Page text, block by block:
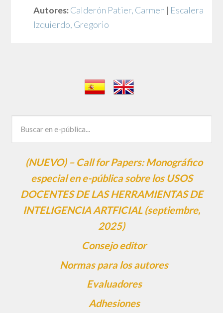
Autores:Calderón Patier, Carmen | Escalera
Izquierdo, Gregorio
(NUEVO) – Call for Papers: Monográfico
especial en e-pública sobre los USOS
DOCENTES DE LAS HERRAMIENTAS DE
INTELIGENCIA ARTFICIAL (septiembre,
2025)
Consejo editor
Normas para los autores
Evaluadores
Adhesiones